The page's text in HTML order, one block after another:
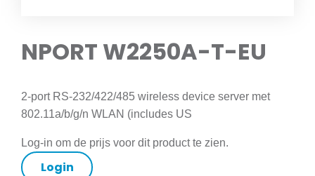
NPORT W2250A-T-EU
2-port RS-232/422/485 wireless device server met
802.11a/b/g/n WLAN (includes US
Log-in om de prijs voor dit product te zien.
Login